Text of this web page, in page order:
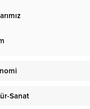
yapılmış olup
Sanat